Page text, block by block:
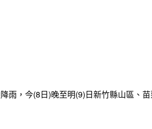
雨，今(8日)晚至明(9)日新竹縣山區、